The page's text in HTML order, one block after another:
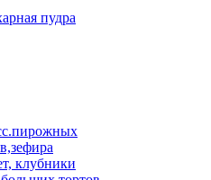
пудра
клубники